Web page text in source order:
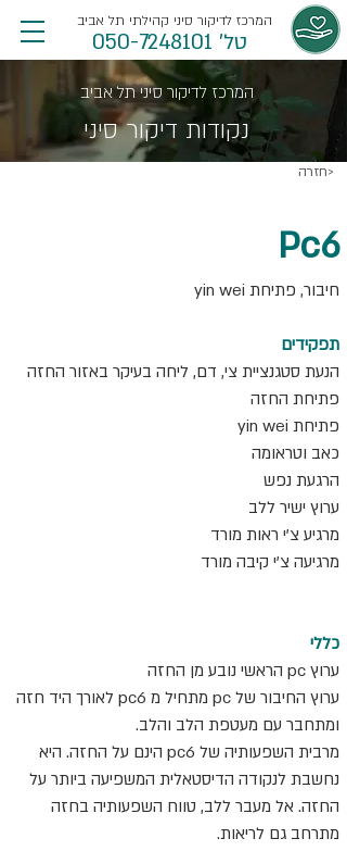
טל' 050-7248101
המרכז לדיקור סיני קהילתי תל אביב
המרכז לדיקור סיני תל אביב
נקודות דיקור סיני
חזרה>
Pc6
חיבור, פתיחת yin wei
תפקידים
הנעת סטגנציית צי, דם, ליחה בעיקר באזור החזה
פתיחת החזה
פתיחת yin wei
כאב וטראומה
הרגעת נפש
ערוץ ישיר ללב
מרגיע צ'י ראות מורד
מרגיעה צ'י קיבה מורד
כללי
ערוץ pc הראשי נובע מן החזה
ערוץ החיבור של pc מתחיל מ pc6 לאורך היד חזה
ומתחבר עם מעטפת הלב והלב.
מרבית השפעותיה של pc6 הינם על החזה. היא
נחשבת לנקודה הדיסטאלית המשפיעה ביותר על
החזה. אל מעבר ללב, טווח השפעותיה בחזה
מתרחב גם לריאות.